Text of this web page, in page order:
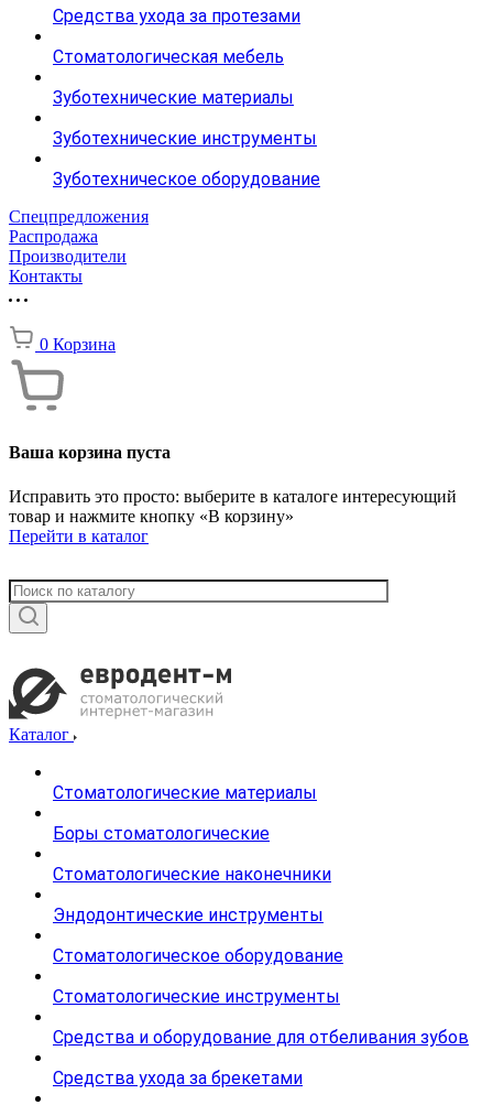
Средства ухода за протезами
Стоматологическая мебель
Зуботехнические материалы
Зуботехнические инструменты
Зуботехническое оборудование
Спецпредложения
Распродажа
Производители
Контакты
0 Корзина
Ваша корзина пуста
Исправить это просто: выберите в каталоге интересующий
товар и нажмите кнопку «В корзину»
Перейти в каталог
Каталог
Стоматологические материалы
Боры стоматологические
Стоматологические наконечники
Эндодонтические инструменты
Стоматологическое оборудование
Стоматологические инструменты
Средства и оборудование для отбеливания зубов
Средства ухода за брекетами